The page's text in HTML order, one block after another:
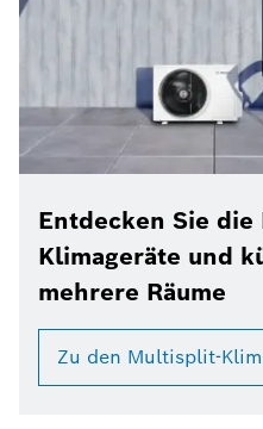
Entdecken Sie
Klimageräte und
mehrere Räume
Zu den Multisplit-